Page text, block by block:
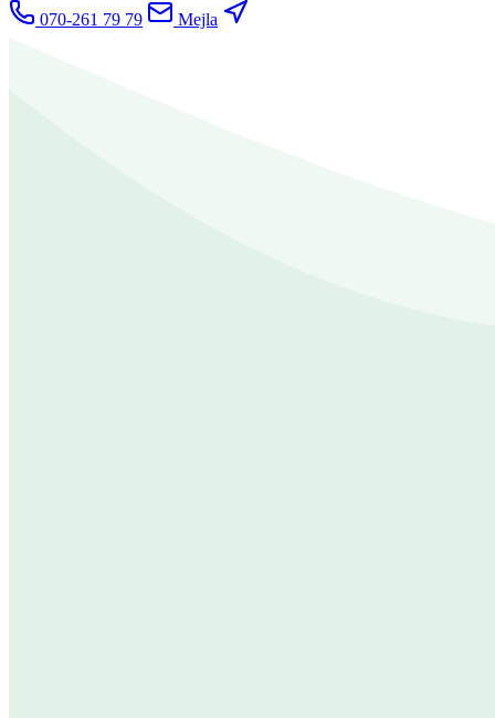
070-261 79 79
Mejla